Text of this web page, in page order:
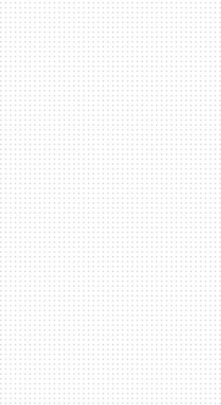
KAPACITET, STORLEK & TILLGÄNGLIGHET
ADRESS
EGENSKAPER
PERFEKT FÖR
VÅRA 5 LOKALER
Hos oss kan du välja mellan flera olika
lokaler. Boka en av dem, hela området eller
prata med oss om vilka som är optimala att
kombinera för just ditt event.
Bokningsförfrågan
DISTRIKTFEM > Hela Fållan
2400
638 718
DISTRIKTFEM > Stora Fållan
1900
554 641
DISTRIKTFEM > Lilla Fållan
450
84 77
DISTRIKTFEM
>
Fållans Bakficka
75
25 122
DISTRIKTFEM > Fållan Park
2000
400